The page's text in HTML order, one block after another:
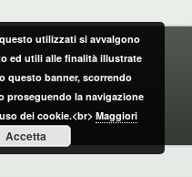
utilizzati si avvalgono
ed utili alle finalità illustrate
questo banner, scorrendo
proseguendo la navigazione
dei cookie.<br> Maggiori
Accetta